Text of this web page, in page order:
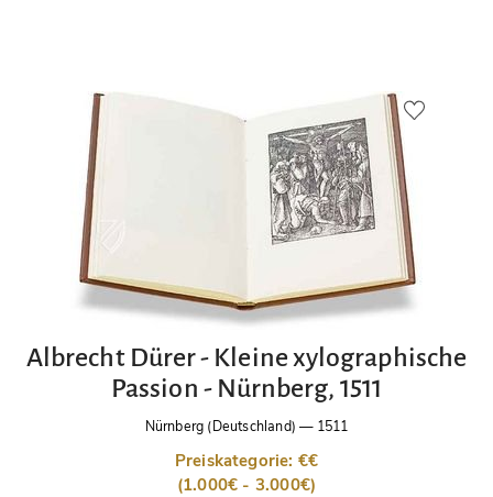
Albrecht Dürer - Kleine xylographische
Passion - Nürnberg, 1511
Nürnberg (Deutschland) — 1511
Preiskategorie: €€
(1.000€ - 3.000€)